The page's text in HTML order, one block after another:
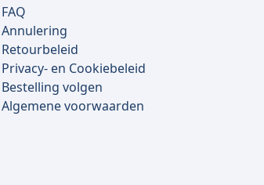
FAQ
Annulering
Retourbeleid
Privacy- en Cookiebeleid
Bestelling volgen
Algemene voorwaarden